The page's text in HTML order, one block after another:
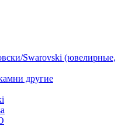
Swarovski (ювелирные,
другие